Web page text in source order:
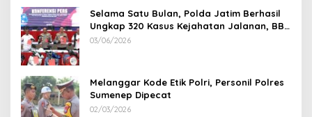
Selama Satu Bulan, Polda Jatim Berhasil
Ungkap 320 Kasus Kejahatan Jalanan, BB
100 Sepeda Motor dan 12 Mobil Diamankan
03/06/2026
Melanggar Kode Etik Polri, Personil Polres
Sumenep Dipecat
02/03/2026